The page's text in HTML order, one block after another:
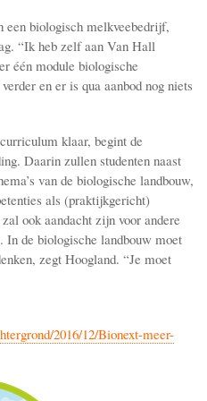
biologisch melkveebedrijf,
“Ik heb zelf aan Van Hall
één module biologische
en er is qua aanbod nog niets
klaar, begint de
Daarin zullen studenten naast
van de biologische landbouw,
als (praktijkgericht)
ook aandacht zijn voor andere
In de biologische landbouw moet
zegt Hoogland. “Je moet
2016/12/Bionext-meer-